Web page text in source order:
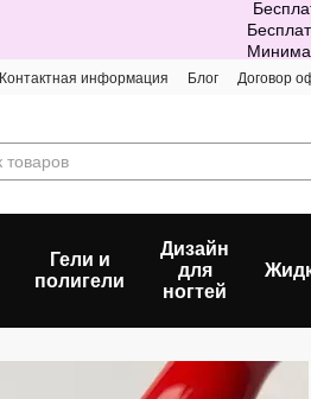
Контактная информация Блог Договор
Гели и
полигели
Дизайн
для
ногтей